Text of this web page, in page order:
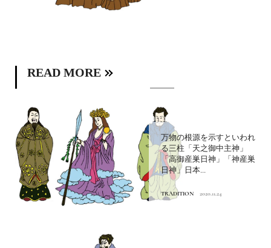
READ MORE
万物の根源を示すといわれ
る三柱「天之御中主神」
「高御産巣日神」「神産巣
日神」日本...
TRADITION 2020.11.24